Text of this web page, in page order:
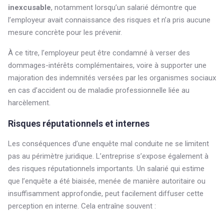
inexcusable, notamment lorsqu’un salarié démontre que
l’employeur avait connaissance des risques et n’a pris aucune
mesure concrète pour les prévenir.
À ce titre, l’employeur peut être condamné à verser des
dommages-intérêts complémentaires, voire à supporter une
majoration des indemnités versées par les organismes sociaux
en cas d’accident ou de maladie professionnelle liée au
harcèlement.
Risques réputationnels et internes
Les conséquences d’une enquête mal conduite ne se limitent
pas au périmètre juridique. L’entreprise s’expose également à
des risques réputationnels importants. Un salarié qui estime
que l’enquête a été biaisée, menée de manière autoritaire ou
insuffisamment approfondie, peut facilement diffuser cette
perception en interne. Cela entraîne souvent :